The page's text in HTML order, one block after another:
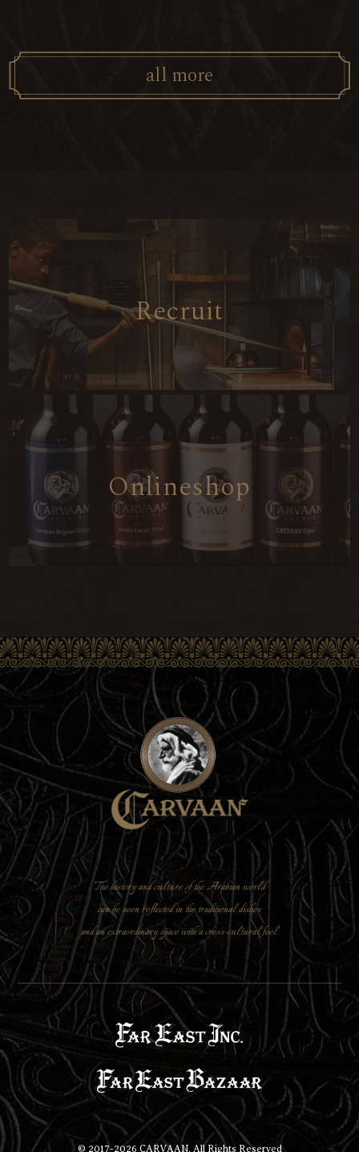
allmore
Recruit
Onlineshop
The history and culture of the Arabian world
can be seen reflected in the traditional dishes
and an extraordinary space with a cross-cultural feel.
© 2017-2026 CARVAAN. All Rights Reserved